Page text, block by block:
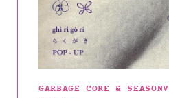
GARBAGE CORE &